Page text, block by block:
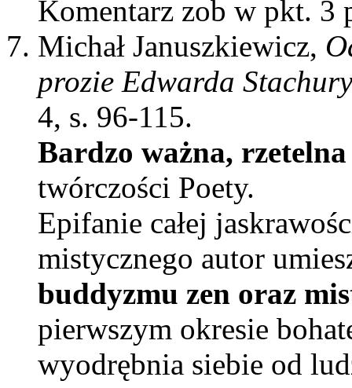
Komentarz zob w pkt. 3
Michał Januszkiewicz,
prozie Edwarda
4, s. 96-115.
Bardzo ważna,
twórczości Poety.
Epifanie całej
mistycznego autor
buddyzmu zen oraz
pierwszym okresie
wyodrębnia siebie od